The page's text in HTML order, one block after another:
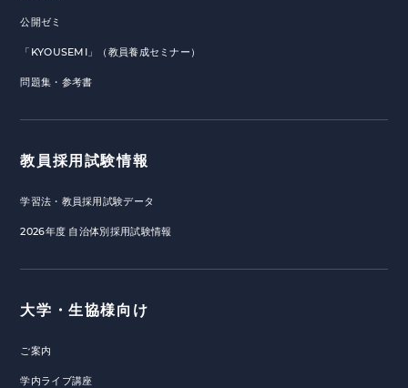
公開ゼミ
「KYOUSEMI」（教員養成セミナー）
問題集・参考書
教員採用試験情報
学習法・教員採用試験データ
2026年度 自治体別採用試験情報
大学・生協様向け
ご案内
学内ライブ講座